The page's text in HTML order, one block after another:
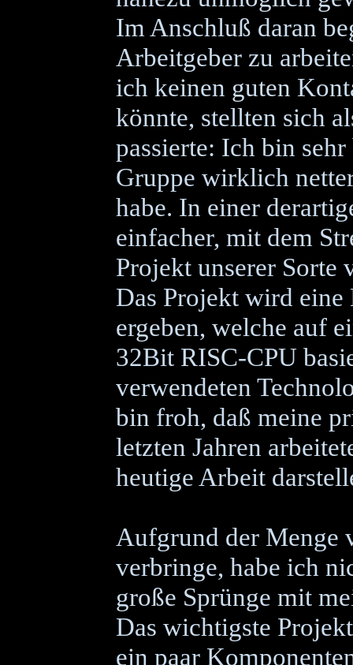
Im Anschluß daran
Arbeitgeber zu
ich keinen guten
könnte, stellten sich
passierte: Ich bin
Gruppe wirklich
habe. In einer
einfacher, mit dem
Projekt unserer Sorte
Das Projekt wird eine
ergeben, welche auf
32Bit RISC-CPU
verwendeten
bin froh, daß meine
letzten Jahren
heutige Arbeit
Aufgrund der Menge
verbringe, habe ich
große Sprünge mit
Das wichtigste
ein paar